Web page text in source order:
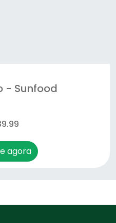
- Sunfood
agora